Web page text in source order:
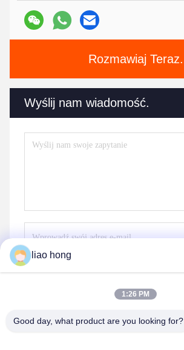
Rozmawiaj Teraz.
Wyślij nam wiadomość.
Wyślij
liao hong
1:26 PM
Good day, what product are you looking for?